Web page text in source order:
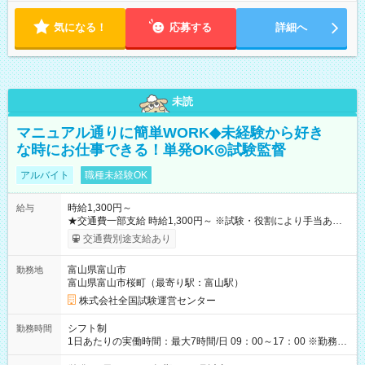
気になる！ 応募する 詳細へ
未読
マニュアル通りに簡単WORK◆未経験から好き
な時にお仕事できる！単発OK◎試験監督
アルバイト 職種未経験OK
給与
時給1,300円～
★交通費一部支給 時給1,300円～ ※試験・役割により手当あり
※勤務回数により昇給あり 【即給（前払い）オプションあ
り！】 希望される場合、勤務から1週間ほどで給与の一部を受け
例】 ・河合塾模擬試験 8:30～17:30（休憩1時間） 時給1,300円
×8時間＝日収10,400円＋交通費 ※当日の役割により時給＋100
円の場合あり ・国家試験 7:00～13:30（休憩なし） 時給1,300
円（役割手当＋100円）×6時間＝日収8,400円＋交通費 【試用期
間】試用期間なし
交通費別途支給あり
勤務地
富山県富山市
富山県富山市桜町（最寄り駅：富山駅）
株式会社全国試験運営センター
勤務時間
シフト制
1日あたりの実働時間：最大7時間/日 09：00～17：00 ※勤務時
間は 試験により異なります。